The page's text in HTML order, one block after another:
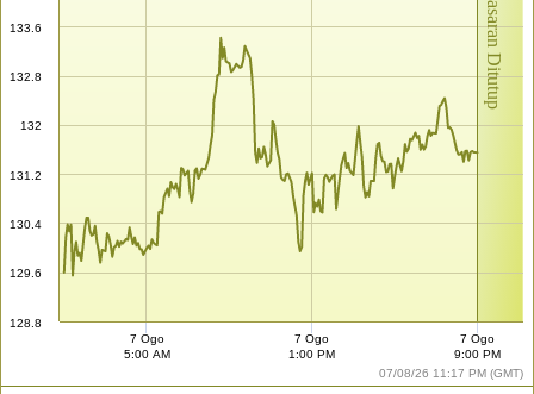
Pasaran Ditutup
07/08/26 11:17 PM (GMT)
128.8
129.6
130.4
131.2
132
132.8
133.6
7 Ogo
5:00 AM
7 Ogo
1:00 PM
7 Ogo
9:00 PM